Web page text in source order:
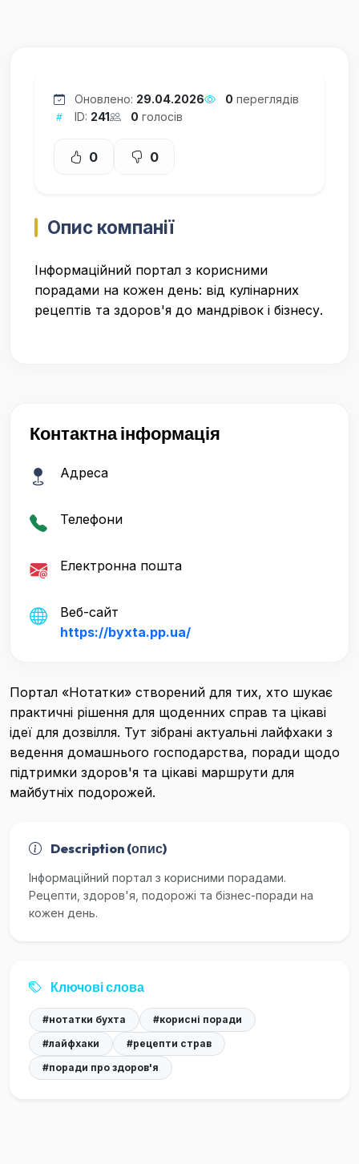
Оновлено: 29.04.2026 0 переглядів
ID: 241 0 голосів
0 0
Опис компанії
Інформаційний портал з корисними
порадами на кожен день: від кулінарних
рецептів та здоров'я до мандрівок і бізнесу.
Контактна інформація
Адреса
Телефони
Електронна пошта
Веб-сайт
https://byxta.pp.ua/
Портал «Нотатки» створений для тих, хто шукає
практичні рішення для щоденних справ та цікаві
ідеї для дозвілля. Тут зібрані актуальні лайфхаки з
ведення домашнього господарства, поради щодо
підтримки здоров'я та цікаві маршрути для
майбутніх подорожей.
Description (опис)
Інформаційний портал з корисними порадами.
Рецепти, здоров'я, подорожі та бізнес-поради на
кожен день.
Ключові слова
#нотатки бухта
#корисні поради
#лайфхаки
#рецепти страв
#поради про здоров'я